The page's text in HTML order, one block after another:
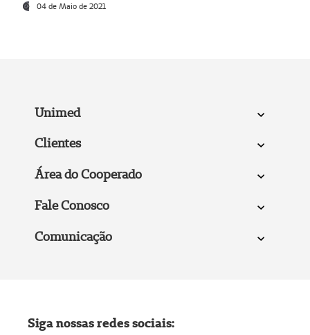
04 de Maio de 2021
Unimed
Clientes
Área do Cooperado
Fale Conosco
Comunicação
Siga nossas redes sociais: